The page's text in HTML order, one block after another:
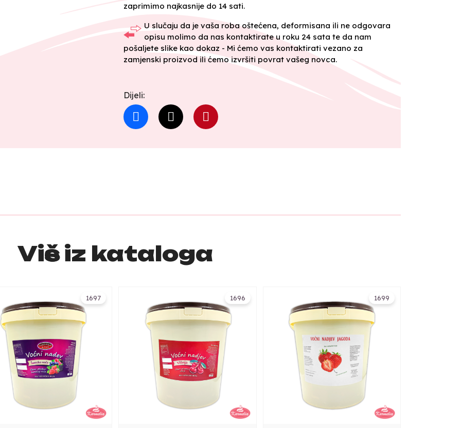
zaprimimo najkasnije do 14 sati.
U slučaju da je vaša roba oštećena, deformisana ili ne odgovara
opisu molimo da nas kontaktirate u roku 24 sata te da nam
pošaljete slike kao dokaz - Mi ćemo vas kontaktirati vezano za
zamjenski proizvod ili ćemo izvršiti povrat vašeg novca.
Dijeli:
Više iz kataloga
1697 1696 1699